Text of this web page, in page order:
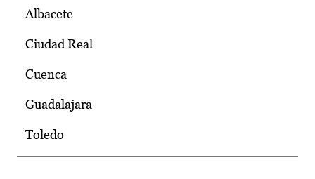
Albacete
Ciudad Real
Cuenca
Guadalajara
Toledo